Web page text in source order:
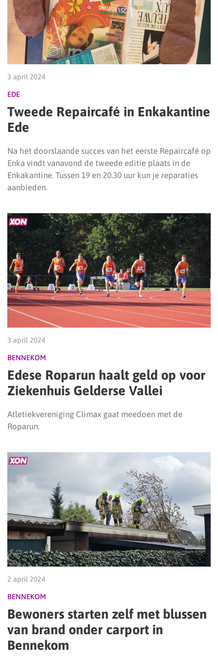
3 april 2024
EDE
Tweede Repaircafé in Enkakantine
Ede
Na het doorslaande succes van het eerste Repaircafé op
Enka vindt vanavond de tweede editie plaats in de
Enkakantine. Tussen 19 en 20.30 uur kun je reparaties
aanbieden.
3 april 2024
BENNEKOM
Edese Roparun haalt geld op voor
Ziekenhuis Gelderse Vallei
Atletiekvereniging Climax gaat meedoen met de
Roparun.
2 april 2024
BENNEKOM
Bewoners starten zelf met blussen
van brand onder carport in
Bennekom